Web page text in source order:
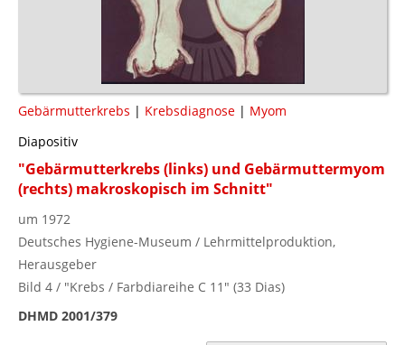
Gebärmutterkrebs | Krebsdiagnose | Myom
Diapositiv
"Gebärmutterkrebs (links) und Gebärmuttermyom
(rechts) makroskopisch im Schnitt"
um 1972
Deutsches Hygiene-Museum / Lehrmittelproduktion,
Herausgeber
Bild 4 / "Krebs / Farbdiareihe C 11" (33 Dias)
DHMD 2001/379